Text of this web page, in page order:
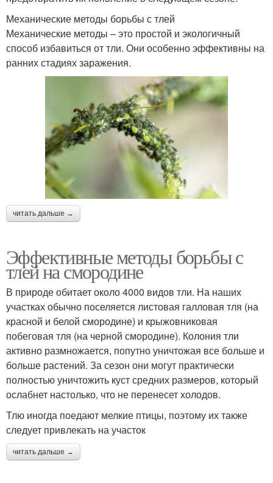
Механические методы борьбы с тлей
Механические методы – это простой и экологичный
способ избавиться от тли. Они особенно эффективны на
ранних стадиях заражения.
читать дальше →
Эффективные методы борьбы с
тлей на смородине
В природе обитает около 4000 видов тли. На наших
участках обычно поселяется листовая галловая тля (на
красной и белой смородине) и крыжовниковая
побеговая тля (на черной смородине). Колония тли
активно размножается, попутно уничтожая все больше и
больше растений. За сезон они могут практически
полностью уничтожить куст средних размеров, который
ослабнет настолько, что не перенесет холодов.
Тлю иногда поедают мелкие птицы, поэтому их также
следует привлекать на участок
читать дальше →